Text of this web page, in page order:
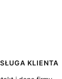
KLIENTA